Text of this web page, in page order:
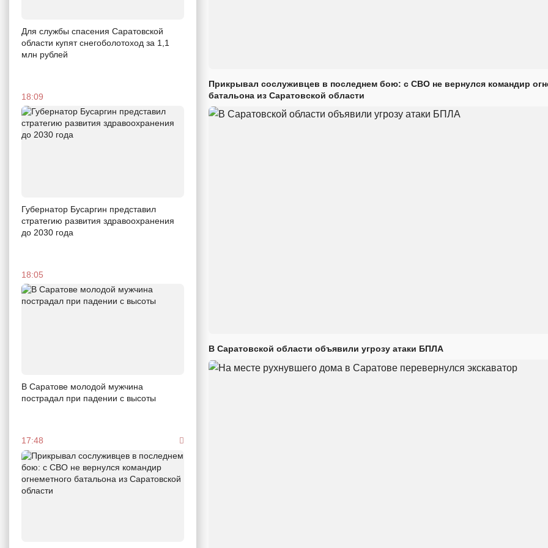
Для службы спасения Саратовской
области купят снегоболотоход за 1,1
млн рублей
18:09
Губернатор Бусаргин представил
стратегию развития здравоохранения
до 2030 года
18:05
В Саратове молодой мужчина
пострадал при падении с высоты
17:48
Прикрывал сослуживцев в последнем бою: с СВО не вернулся командир
батальона из Саратовской области
В Саратовской области объявили угрозу атаки БПЛА